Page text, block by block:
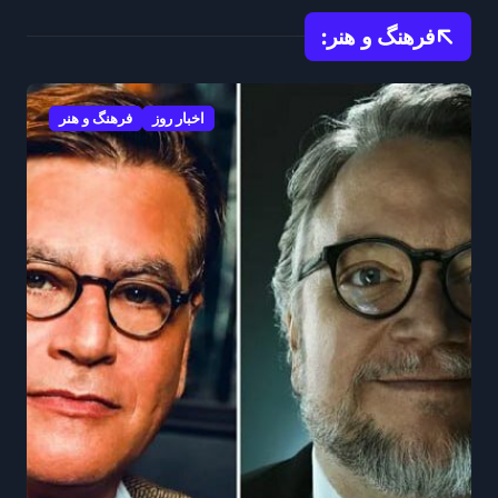
فرهنگ و هنر:
اخبار روز فرهنگ و هنر